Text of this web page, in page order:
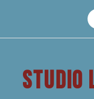
STUDIO